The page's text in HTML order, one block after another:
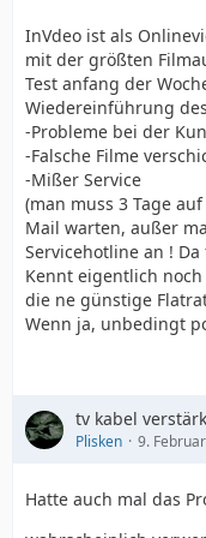
InVdeo ist als
mit der größten
Test anfang der
Wiedereinführung
-Probleme bei der
-Falsche Filme
-Mißer Service
(man muss 3 Tage
Mail warten, außer
Servicehotline an !
Kennt eigentlich
die ne günstige
Wenn ja, unbedingt
tv kabel
Plisken 9.
Hatte auch mal das